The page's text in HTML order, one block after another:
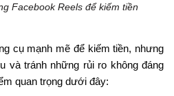
Facebook Reels để kiếm tiền
cụ mạnh mẽ để kiếm tiền, nhưng
và tránh những rủi ro không đáng
quan trọng dưới đây: